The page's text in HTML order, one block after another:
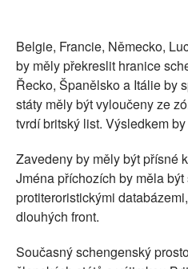
Belgie, Francie, Německo,
by měly překreslit hranice
Řecko, Španělsko a Itálie by
státy měly být vyloučeny ze
tvrdí britský list. Výsledkem
Zavedeny by měly být přísné
Jména příchozích by měla
protiteroristickými
dlouhých front.
Současný schengenský